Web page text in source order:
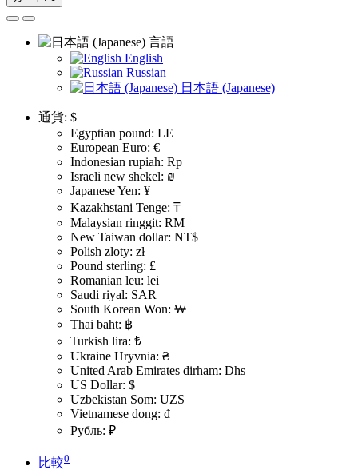
言語
English
Russian
日本語 (Japanese)
通貨: $
Egyptian pound: LE
European Euro: €
Indonesian rupiah: Rp
Israeli new shekel: ₪
Japanese Yen: ¥
Kazakhstani Tenge: ₸
Malaysian ringgit: RM
New Taiwan dollar: NT$
Polish zloty: zł
Pound sterling: £
Romanian leu: lei
Saudi riyal: SAR
South Korean Won: ₩
Thai baht: ฿
Turkish lira: ₺
Ukraine Hryvnia: ₴
United Arab Emirates dirham: Dhs
US Dollar: $
Uzbekistan Som: UZS
Vietnamese dong: đ
Рубль: ₽
比較0